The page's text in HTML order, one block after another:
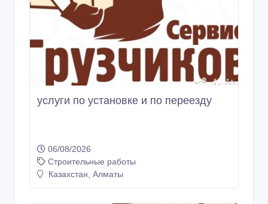
услуги по установке и по переезду
06/08/2026
Строительные работы
Казахстан, Алматы